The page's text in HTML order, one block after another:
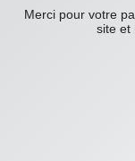
Merci pour votre
site et